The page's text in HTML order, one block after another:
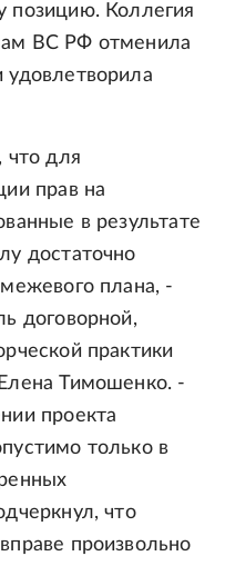
позицию. Коллегия
ВС РФ отменила
что для
прав на
в результате
достаточно
плана, -
договорной,
практики
Тимошенко. -
проекта
только в
что
произвольно